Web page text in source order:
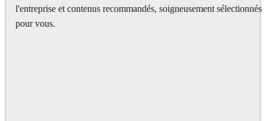
l'entreprise et contenus recommandés, soigneusement sélectionnés
pour vous.